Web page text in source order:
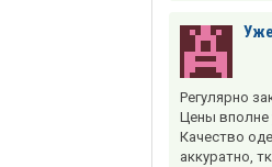
Регулярно
Цены вполне
Качество
аккуратно,